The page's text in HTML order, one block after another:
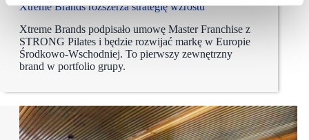
Xtreme Brands rozszerza strategię wzrostu
Xtreme Brands podpisało umowę Master Franchise z
STRONG Pilates i będzie rozwijać markę w Europie
Środkowo-Wschodniej. To pierwszy zewnętrzny
brand w portfolio grupy.